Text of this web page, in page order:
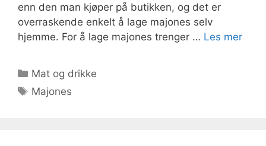
enn den man kjøper på butikken, og det er
overraskende enkelt å lage majones selv
hjemme. For å lage majones trenger … Les mer
Kategorier
Mat og drikke
Stikkord
Majones